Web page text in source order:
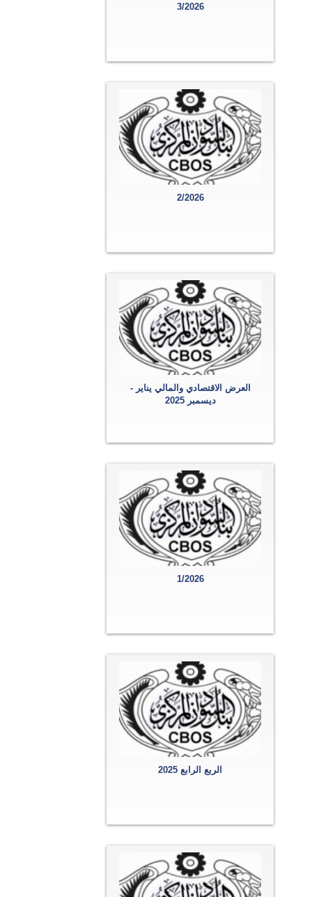
3/2026
2/2026
العرض الاقتصادي والمالي يناير -
ديسمبر 2025
1/2026
الربع الرابع 2025